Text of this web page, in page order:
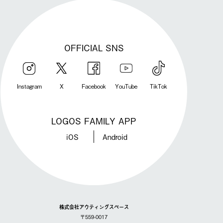
OFFICIAL SNS
Instagram X Facebook YouTube TikTok
LOGOS FAMILY APP
iOS Android
株式会社アウティングスペース
〒559-0017